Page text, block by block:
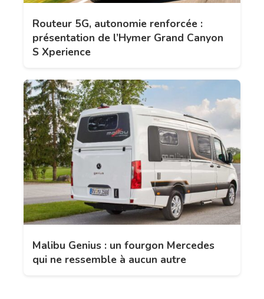
Routeur 5G, autonomie renforcée :
présentation de l’Hymer Grand Canyon
S Xperience
Malibu Genius : un fourgon Mercedes
qui ne ressemble à aucun autre